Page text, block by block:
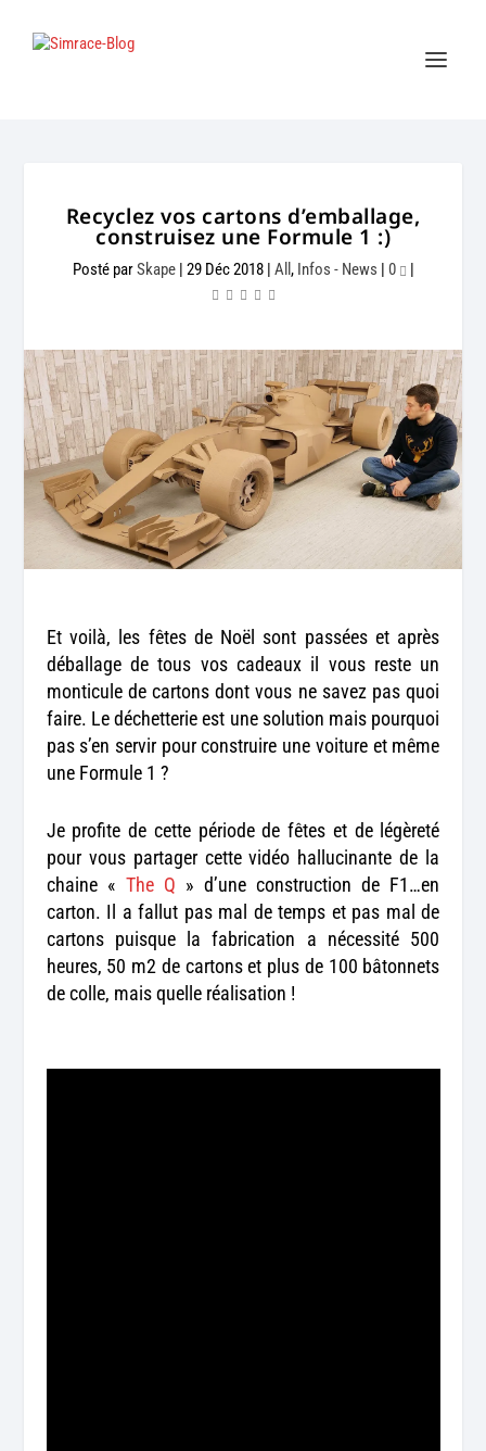
Recyclez vos cartons d’emballage,
construisez une Formule 1 :)
Posté parSkape| 29 Déc 2018| All , Infos - News | 0 |
Et voilà, les fêtes de Noël sont passées et après
déballage de tous vos cadeaux il vous reste un
monticule de cartons dont vous ne savez pas quoi
faire. Le déchetterie est une solution mais pourquoi
pas s’en servir pour construire une voiture et même
une Formule 1 ?
Je profite de cette période de fêtes et de légèreté
pour vous partager cette vidéo hallucinante de la
chaine « The Q » d’une construction de F1…en
carton. Il a fallut pas mal de temps et pas mal de
cartons puisque la fabrication a nécessité 500
heures, 50 m2 de cartons et plus de 100 bâtonnets
de colle, mais quelle réalisation !